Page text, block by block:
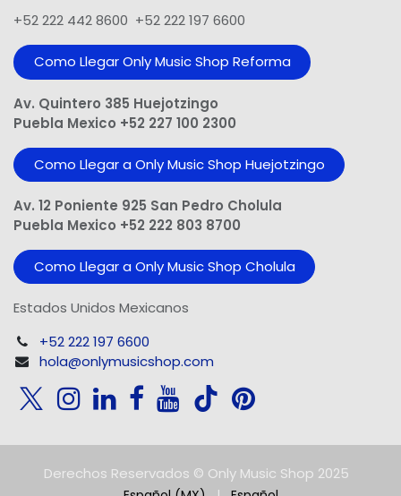
+52 222 442 8600 +52 222 197 6600
Como Llegar Only Music Shop​ Reforma
Av. Quintero 385 Huejotzingo
Puebla Mexico +52 227 100 2300
Como Llegar a Only Music Shop Huejotzingo
Av. 12 Poniente 925 San Pedro Cholula
Puebla Mexico +52 222 803 8700
Como Llegar a Only Music Shop Cholula
Estados Unidos Mexicanos
+52 222 197 6600
hola@onlymusicshop.com
Derechos Reservados © Only Music Shop 2025